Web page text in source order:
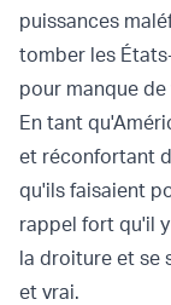
puissances
tomber les
pour manque
En tant
et réconfortant
qu'ils faisaient
rappel fort qu'il
la droiture et se
et vrai.